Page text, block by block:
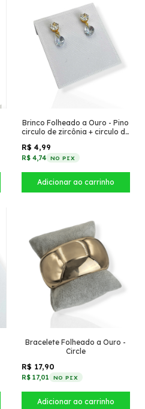
Brinco Folheado a Ouro - Pino
circulo de zircônia + circulo de
R$ 4,99
R$ 4,74 NO PIX
Bracelete Folheado a Ouro -
Circle
R$ 17,90
R$ 17,01 NO PIX